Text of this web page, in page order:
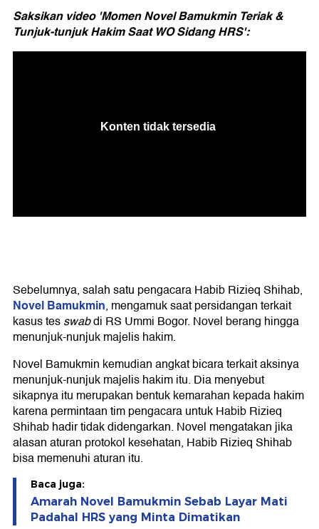
Saksikan video 'Momen Novel Bamukmin Teriak &
Tunjuk-tunjuk Hakim Saat WO Sidang HRS':
Sebelumnya, salah satu pengacara Habib Rizieq Shihab,
Novel Bamukmin, mengamuk saat persidangan terkait
kasus tesswabdi RS Ummi Bogor. Novel berang hingga
menunjuk-nunjuk majelis hakim.
Novel Bamukmin kemudian angkat bicara terkait aksinya
menunjuk-nunjuk majelis hakim itu. Dia menyebut
sikapnya itu merupakan bentuk kemarahan kepada hakim
karena permintaan tim pengacara untuk Habib Rizieq
Shihab hadir tidak didengarkan. Novel mengatakan jika
alasan aturan protokol kesehatan, Habib Rizieq Shihab
bisa memenuhi aturan itu.
Baca juga:
Amarah Novel Bamukmin Sebab Layar Mati
Padahal HRS yang Minta Dimatikan